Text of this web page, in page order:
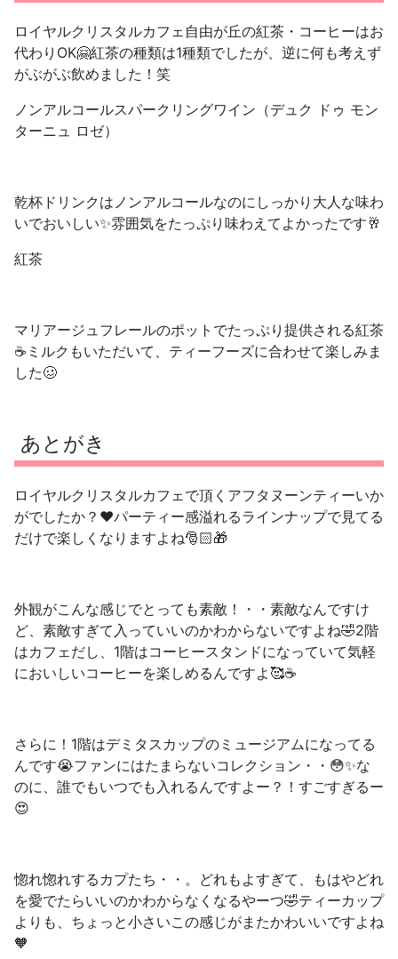
ロイヤルクリスタルカフェ自由が丘の紅茶・コーヒーはお
代わりOK🤗紅茶の種類は1種類でしたが、逆に何も考えず
がぶがぶ飲めました！笑
ノンアルコールスパークリングワイン（デュク ドゥ モン
ターニュ ロゼ）
乾杯ドリンクはノンアルコールなのにしっかり大人な味わ
いでおいしい✨雰囲気をたっぷり味わえてよかったです🥂
紅茶
マリアージュフレールのポットでたっぷり提供される紅茶
☕️ミルクもいただいて、ティーフーズに合わせて楽しみま
した🥴
あとがき
ロイヤルクリスタルカフェで頂くアフタヌーンティーいか
がでしたか？❤️パーティー感溢れるラインナップで見てる
だけで楽しくなりますよね🎅🏻🎁
外観がこんな感じでとっても素敵！・・素敵なんですけ
ど、素敵すぎて入っていいのかわからないですよね🤣2階
はカフェだし、1階はコーヒースタンドになっていて気軽
においしいコーヒーを楽しめるんですよ🥰☕️
さらに！1階はデミタスカップのミュージアムになってる
んです😭ファンにはたまらないコレクション・・😳✨な
のに、 誰でもいつでも入れるんですよー？！すごすぎるー
😍
惚れ惚れするカプたち・・。どれもよすぎて、もはやどれ
を愛でたらいいのかわからなくなるやーつ🤣ティーカップ
よりも、ちょっと小さいこの感じがまたかわいいですよね
🧡